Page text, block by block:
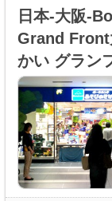
日本-大阪-
Grand Front
かい グラン